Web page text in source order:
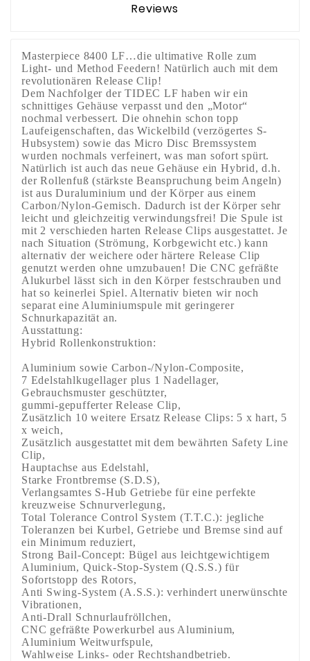
Reviews
Masterpiece 8400 LF…die ultimative Rolle zum
Light- und Method Feedern! Natürlich auch mit dem
revolutionären Release Clip!
Dem Nachfolger der TIDEC LF haben wir ein
schnittiges Gehäuse verpasst und den „Motor“
nochmal verbessert. Die ohnehin schon topp
Laufeigenschaften, das Wickelbild (verzögertes S-
Hubsystem) sowie das Micro Disc Bremssystem
wurden nochmals verfeinert, was man sofort spürt.
Natürlich ist auch das neue Gehäuse ein Hybrid, d.h.
der Rollenfuß (stärkste Beanspruchung beim Angeln)
ist aus Duraluminium und der Körper aus einem
Carbon/Nylon-Gemisch. Dadurch ist der Körper sehr
leicht und gleichzeitig verwindungsfrei! Die Spule ist
mit 2 verschieden harten Release Clips ausgestattet. Je
nach Situation (Strömung, Korbgewicht etc.) kann
alternativ der weichere oder härtere Release Clip
genutzt werden ohne umzubauen! Die CNC gefräßte
Alukurbel lässt sich in den Körper festschrauben und
hat so keinerlei Spiel. Alternativ bieten wir noch
separat eine Aluminiumspule mit geringerer
Schnurkapazität an.
Ausstattung:
Hybrid Rollenkonstruktion:
Aluminium sowie Carbon-/Nylon-Composite,
7 Edelstahlkugellager plus 1 Nadellager,
Gebrauchsmuster geschützter,
gummi-gepufferter Release Clip,
Zusätzlich 10 weitere Ersatz Release Clips: 5 x hart, 5
x weich,
Zusätzlich ausgestattet mit dem bewährten Safety Line
Clip,
Hauptachse aus Edelstahl,
Starke Frontbremse (S.D.S),
Verlangsamtes S-Hub Getriebe für eine perfekte
kreuzweise Schnurverlegung,
Total Tolerance Control System (T.T.C.): jegliche
Toleranzen bei Kurbel, Getriebe und Bremse sind auf
ein Minimum reduziert,
Strong Bail-Concept: Bügel aus leichtgewichtigem
Aluminium, Quick-Stop-System (Q.S.S.) für
Sofortstopp des Rotors,
Anti Swing-System (A.S.S.): verhindert unerwünschte
Vibrationen,
Anti-Drall Schnurlaufröllchen,
CNC gefräßte Powerkurbel aus Aluminium,
Aluminium Weitwurfspule,
Wahlweise Links- oder Rechtshandbetrieb.